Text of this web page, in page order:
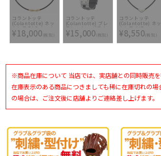
コラントッテ
(Colantotte) ネッ
クレス TAO ネック
レス RAFFI
ABAPF5-38
¥18,000(税別)
コラントッテ
(Colantotte) ブレ
スレット マグチタ
ン ジオ ABAEG-95
¥15,000(税別)
コラントッテ
(Colantotte) ネッ
クレス ALT
ABARA-9095
¥8,550(税別)
※商品在庫について 当店では、実店舗との同時販売を
在庫表示のある商品につきましても稀に在庫切れの場
の場合は、ご注文後に店舗よりご連絡差し上げます。